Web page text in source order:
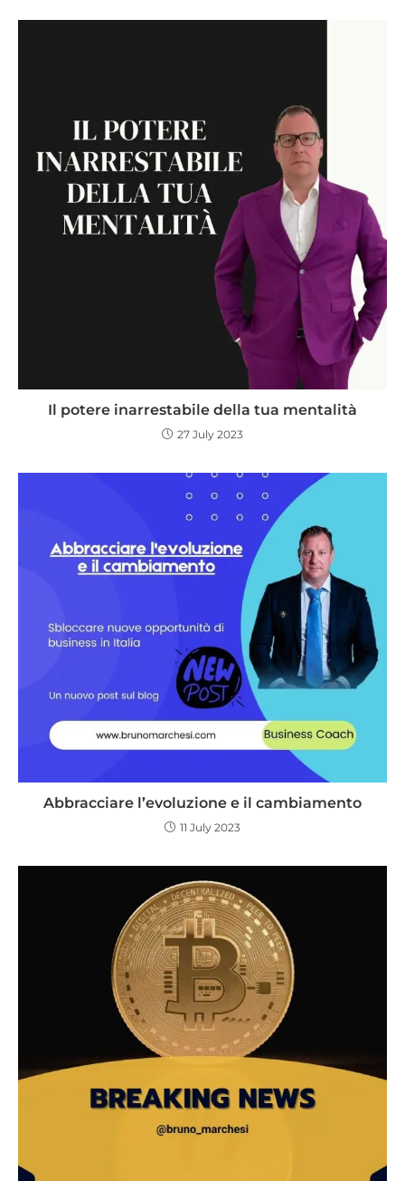
Il potere inarrestabile della tua mentalità
27 July 2023
Abbracciare l’evoluzione e il cambiamento
11 July 2023